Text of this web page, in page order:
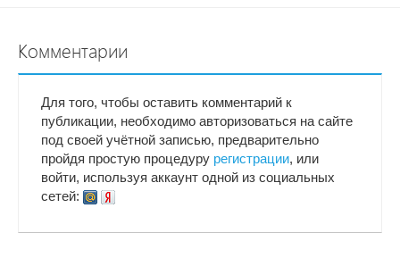
Комментарии
Для того, чтобы оставить комментарий к
публикации, необходимо авторизоваться на сайте
под своей учётной записью, предварительно
пройдя простую процедуру регистрации, или
войти, используя аккаунт одной из социальных
сетей: